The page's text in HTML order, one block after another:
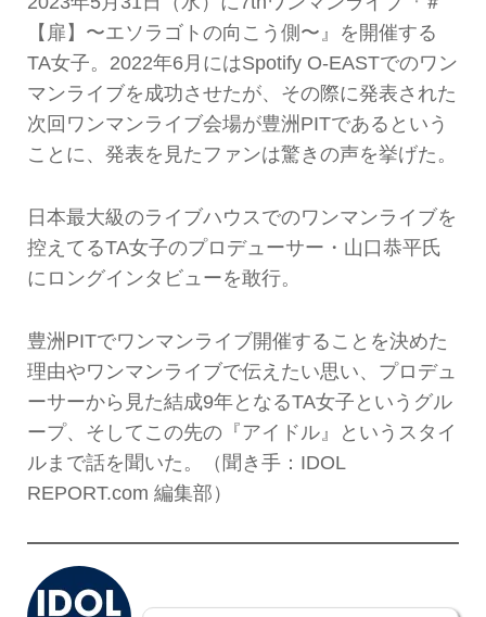
【扉】〜エソラゴトの向こう側〜』を開催する
TA女子。2022年6月にはSpotify O-EASTでのワン
マンライブを成功させたが、その際に発表された
次回ワンマンライブ会場が豊洲PITであるという
ことに、発表を見たファンは驚きの声を挙げた。
日本最大級のライブハウスでのワンマンライブを
控えてるTA女子のプロデューサー・山口恭平氏
にロングインタビューを敢行。
豊洲PITでワンマンライブ開催することを決めた
理由やワンマンライブで伝えたい思い、プロデュ
ーサーから見た結成9年となるTA女子というグル
ープ、そしてこの先の『アイドル』というスタイ
ルまで話を聞いた。（聞き手：IDOL
REPORT.com 編集部）